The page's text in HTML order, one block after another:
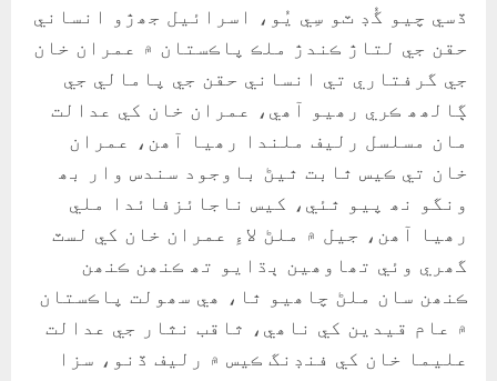
ڏسي چيو گُڊ ٽو سِي يُو، اسرائيل جھڙو انساني
حقن جي لتاڙ ڪندڙ ملڪ پاڪستان ۾ عمران خان
جي گرفتاري تي انساني حقن جي پامالي جي
ڳالھھ ڪري رھيو آھي، عمران خان کي عدالت
مان مسلسل رليف ملندا رھيا آھن، عمران
خان تي ڪيس ٿابت ٿيڻ باوجود سندس وار بھ
ونگو نھ پيو ٿئي، کيس ناجائزفائدا ملي
رھيا آھن، جيل ۾ ملڻ لاءِ عمران خان کي لسٽ
گھري وئي تھاوھين ٻڌايو تھ ڪنھن ڪنھن
ڪنھن سان ملڻ چاھيو ٿا، ھي سھولت پاڪستان
۾ عام قيدين کي ناھي، ثاقب نثار جي عدالت
عليما خان کي فنڊنگ ڪيس ۾ رليف ڏنو، سزا